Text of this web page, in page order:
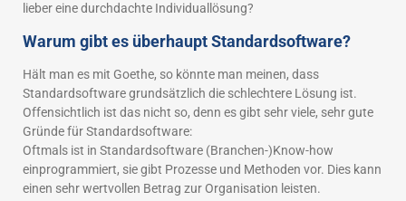
lieber eine durchdachte Individuallösung?
Warum gibt es überhaupt Standardsoftware?
Hält man es mit Goethe, so könnte man meinen, dass
Standardsoftware grundsätzlich die schlechtere Lösung ist.
Offensichtlich ist das nicht so, denn es gibt sehr viele, sehr gute
Gründe für Standardsoftware:
Oftmals ist in Standardsoftware (Branchen-)Know-how
einprogrammiert, sie gibt Prozesse und Methoden vor. Dies kann
einen sehr wertvollen Betrag zur Organisation leisten.